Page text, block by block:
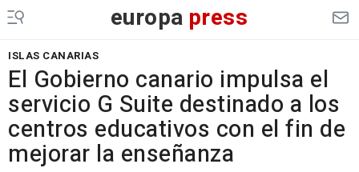
europa press
ISLAS CANARIAS
El Gobierno canario impulsa el
servicio G Suite destinado a los
centros educativos con el fin de
mejorar la enseñanza